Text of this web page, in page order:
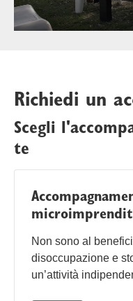
Richiedi un
Scegli
te
Non sono al
disoccupazione e
un’attività